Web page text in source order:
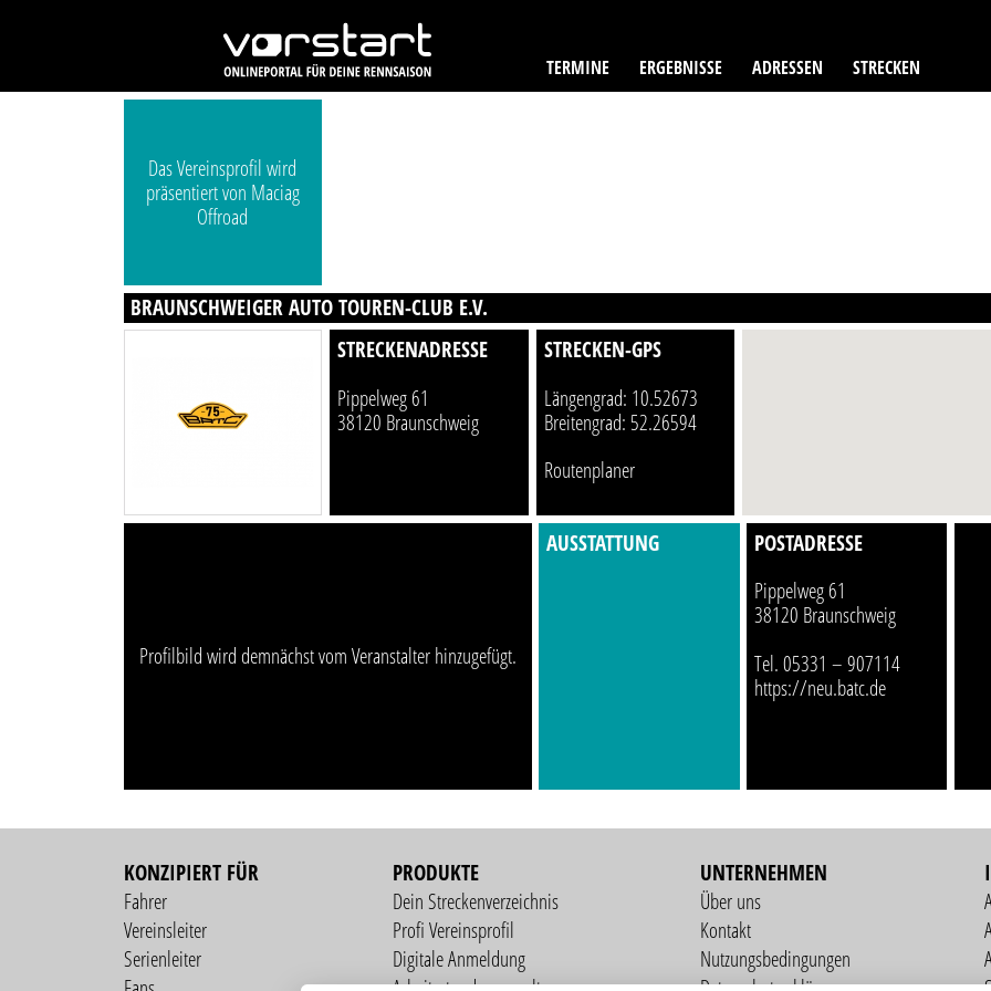
TERMINE ERGEBNISSE ADRESSEN STRECKEN
Das Vereinsprofil wird
präsentiert von Maciag
Offroad
BRAUNSCHWEIGER AUTO TOUREN-CLUB E.V.
STRECKENADRESSE
Pippelweg 61
38120 Braunschweig
STRECKEN-GPS
Längengrad: 10.52673
Breitengrad: 52.26594
Routenplaner
Profilbild wird demnächst vom Veranstalter hinzugefügt.
AUSSTATTUNG
POSTADRESSE
Pippelweg 61
38120 Braunschweig
Tel. 05331 – 907114
https://neu.batc.de
KONZIPIERT FÜR
Fahrer
Vereinsleiter
Serienleiter
PRODUKTE
Dein Streckenverzeichnis
Profi Vereinsprofil
Digitale Anmeldung
UNTERNEHMEN
Über uns
Kontakt
Nutzungsbedingungen